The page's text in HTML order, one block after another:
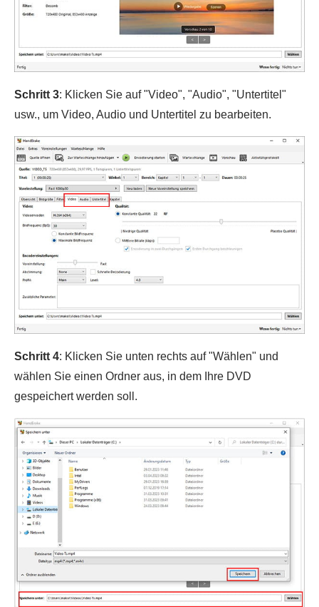
Schritt 3: Klicken Sie auf "Video", "Audio", "Untertitel"
usw., um Video, Audio und Untertitel zu bearbeiten.
Schritt 4: Klicken Sie unten rechts auf "Wählen" und
wählen Sie einen Ordner aus, in dem Ihre DVD
gespeichert werden soll.